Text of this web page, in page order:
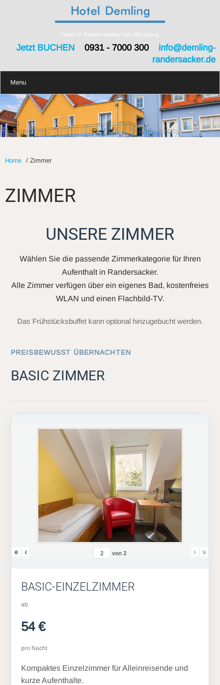
Hotel in Randersacker bei Würzburg
Jetzt BUCHEN0931 - 7000 300 info@demling-
randersacker.de
Menu
Home / Zimmer
ZIMMER
UNSERE ZIMMER
Wählen Sie die passende Zimmerkategorie für Ihren
Aufenthalt in Randersacker.
Alle Zimmer verfügen über ein eigenes Bad, kostenfreies
WLAN und einen Flachbild-TV.
Das Frühstücksbuffet kann optional hinzugebucht werden.
PREISBEWUSST ÜBERNACHTEN
BASIC ZIMMER
« ‹ von 2 › »
BASIC-EINZELZIMMER
ab
54 €
pro Nacht
Kompaktes Einzelzimmer für Alleinreisende und
kurze Aufenthalte.